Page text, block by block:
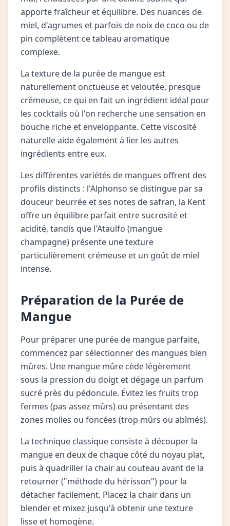
apporte fraîcheur et équilibre. Des nuances de
miel, d'agrumes et parfois de noix de coco ou de
pin complètent ce tableau aromatique
complexe.
La texture de la purée de mangue est
naturellement onctueuse et veloutée, presque
crémeuse, ce qui en fait un ingrédient idéal pour
les cocktails où l'on recherche une sensation en
bouche riche et enveloppante. Cette viscosité
naturelle aide également à lier les autres
ingrédients entre eux.
Les différentes variétés de mangues offrent des
profils distincts : l'Alphonso se distingue par sa
douceur beurrée et ses notes de safran, la Kent
offre un équilibre parfait entre sucrosité et
acidité, tandis que l'Ataulfo (mangue
champagne) présente une texture
particulièrement crémeuse et un goût de miel
intense.
Préparation de la Purée de
Mangue
Pour préparer une purée de mangue parfaite,
commencez par sélectionner des mangues bien
mûres. Une mangue mûre cède légèrement
sous la pression du doigt et dégage un parfum
sucré près du pédoncule. Évitez les fruits trop
fermes (pas assez mûrs) ou présentant des
zones molles ou foncées (trop mûrs ou abîmés).
La technique classique consiste à découper la
mangue en deux de chaque côté du noyau plat,
puis à quadriller la chair au couteau avant de la
retourner ("méthode du hérisson") pour la
détacher facilement. Placez la chair dans un
blender et mixez jusqu'à obtenir une texture
lisse et homogène.